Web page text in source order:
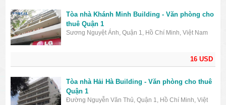
16 USD
Tòa nhà Khánh Minh Building - Văn phòng cho
thuê Quận 1
Sương Nguyệt Ánh, Quận 1, Hồ Chí Minh, Việt Nam
Tòa nhà Hải Hà Building - Văn phòng cho thuê
Quận 1
Đường Nguyễn Văn Thủ, Quận 1, Hồ Chí Minh, Việt